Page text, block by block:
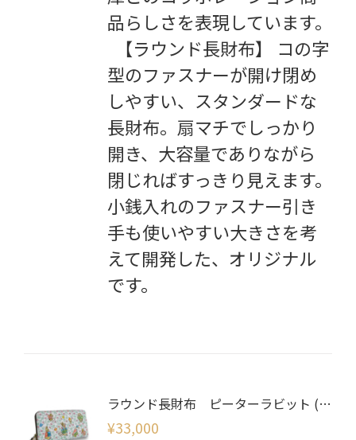
品らしさを表現しています。
【ラウンド長財布】 コの字
型のファスナーが開け閉め
しやすい、スタンダードな
長財布。扇マチでしっかり
開き、大容量でありながら
閉じればすっきり見えます。
小銭入れのファスナー引き
手も使いやすい大きさを考
えて開発した、オリジナル
です。
ラウンド長財布 ピーターラビット (フレンズ)
¥33,000